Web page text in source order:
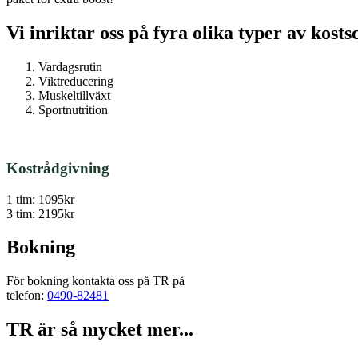
Vi inriktar oss på fyra olika typer av
Vardagsrutin
Viktreducering
Muskeltillväxt
Sportnutrition
Kostrådgivning
1 tim: 1095kr
3 tim: 2195kr
Bokning
För bokning kontakta oss på TR på
telefon: 0490-82481
TR är så mycket mer...